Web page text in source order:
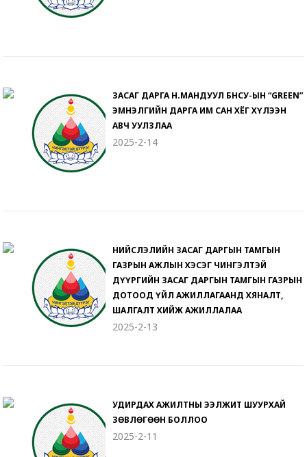
ЗАСАГ ДАРГА Н.МАНДУУЛ БНСУ-ЫН “GREEN”
ЭМНЭЛГИЙН ДАРГА ИМ САН ХЁГ ХҮЛЭЭН
АВЧ УУЛЗЛАА
2025-2-14
НИЙСЛЭЛИЙН ЗАСАГ ДАРГЫН ТАМГЫН
ГАЗРЫН АЖЛЫН ХЭСЭГ ЧИНГЭЛТЭЙ
ДҮҮРГИЙН ЗАСАГ ДАРГЫН ТАМГЫН ГАЗРЫН
ДОТООД ҮЙЛ АЖИЛЛАГААНД ХЯНАЛТ,
ШАЛГАЛТ ХИЙЖ АЖИЛЛАЛАА
2025-2-13
УДИРДАХ АЖИЛТНЫ ЭЭЛЖИТ ШУУРХАЙ
ЗӨВЛӨГӨӨН БОЛЛОО
2025-2-11